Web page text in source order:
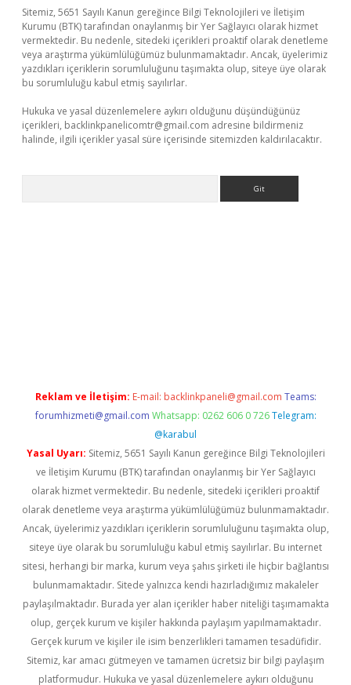
Sitemiz, 5651 Sayılı Kanun gereğince Bilgi Teknolojileri ve İletişim
Kurumu (BTK) tarafından onaylanmış bir Yer Sağlayıcı olarak hizmet
vermektedir. Bu nedenle, sitedeki içerikleri proaktif olarak denetleme
veya araştırma yükümlülüğümüz bulunmamaktadır. Ancak, üyelerimiz
yazdıkları içeriklerin sorumluluğunu taşımakta olup, siteye üye olarak
bu sorumluluğu kabul etmiş sayılırlar.
Hukuka ve yasal düzenlemelere aykırı olduğunu düşündüğünüz
içerikleri, backlinkpanelicomtr@gmail.com adresine bildirmeniz
halinde, ilgili içerikler yasal süre içerisinde sitemizden kaldırılacaktır.
Reklam ve İletişim: E-mail: backlinkpaneli@gmail.com Teams:
forumhizmeti@gmail.com Whatsapp: 0262 606 0 726 Telegram:
@karabul
Yasal Uyarı: Sitemiz, 5651 Sayılı Kanun gereğince Bilgi Teknolojileri
ve İletişim Kurumu (BTK) tarafından onaylanmış bir Yer Sağlayıcı
olarak hizmet vermektedir. Bu nedenle, sitedeki içerikleri proaktif
olarak denetleme veya araştırma yükümlülüğümüz bulunmamaktadır.
Ancak, üyelerimiz yazdıkları içeriklerin sorumluluğunu taşımakta olup,
siteye üye olarak bu sorumluluğu kabul etmiş sayılırlar. Bu internet
sitesi, herhangi bir marka, kurum veya şahıs şirketi ile hiçbir bağlantısı
bulunmamaktadır. Sitede yalnızca kendi hazırladığımız makaleler
paylaşılmaktadır. Burada yer alan içerikler haber niteliği taşımamakta
olup, gerçek kurum ve kişiler hakkında paylaşım yapılmamaktadır.
Gerçek kurum ve kişiler ile isim benzerlikleri tamamen tesadüfidir.
Sitemiz, kar amacı gütmeyen ve tamamen ücretsiz bir bilgi paylaşım
platformudur. Hukuka ve yasal düzenlemelere aykırı olduğunu